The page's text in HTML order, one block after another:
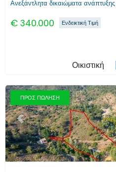
Ανεξάντλητα δικαιώματα
€ 340.000 Ενδεικτική Τιμή
Οικιστική
ΠΡΟΣ ΠΩΛΗΣΗ
Προηγούμενο